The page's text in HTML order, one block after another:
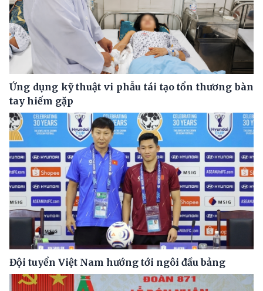
Ứng dụng kỹ thuật vi phẫu tái tạo tổn thương bàn
tay hiếm gặp
Đội tuyển Việt Nam hướng tới ngôi đầu bảng